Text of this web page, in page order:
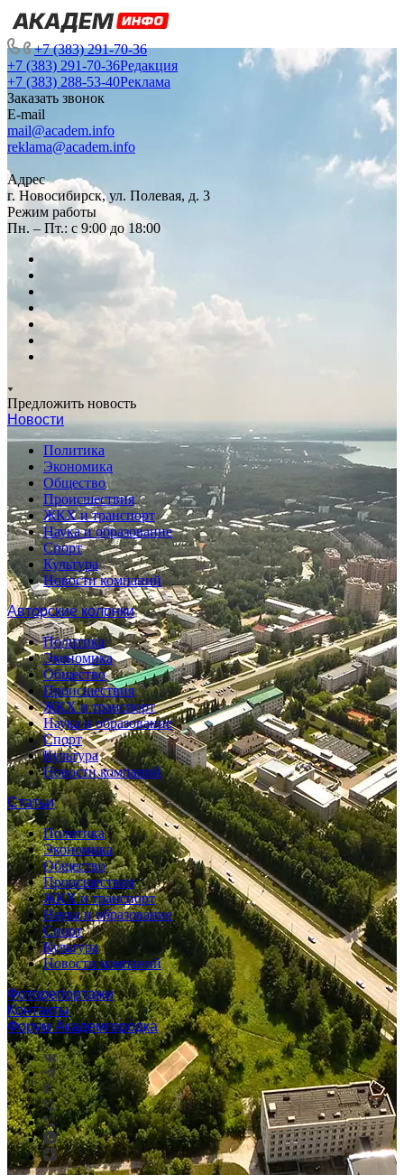
+7 (383) 291-70-36
+7 (383) 291-70-36Редакция
+7 (383) 288-53-40Реклама
Заказать звонок
E-mail
mail@academ.info
reklama@academ.info
Адрес
г. Новосибирск, ул. Полевая, д. 3
Режим работы
Пн. – Пт.: с 9:00 до 18:00
Предложить новость
Новости
Политика
Экономика
Общество
Происшествия
ЖКХ и транспорт
Наука и образование
Спорт
Культура
Новости компаний
Авторские колонки
Политика
Экономика
Общество
Происшествия
ЖКХ и транспорт
Наука и образование
Спорт
Культура
Новости компаний
Статьи
Политика
Экономика
Общество
Происшествия
ЖКХ и транспорт
Наука и образование
Спорт
Культура
Новости компаний
Фоторепортажи
Контакты
Форум Академгородка